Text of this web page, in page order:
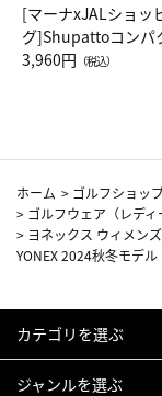
[マーナxJALショッ
グ]Shupattoコンパ
Drop JAL客室乗務員
3,960円 （税込）
ホーム > ゴルフショッ
> ゴルフウェア（レディ
> ヨネックス ウィメン
YONEX 2024秋冬モデ
カテゴリを選ぶ
ジャンルを選ぶ